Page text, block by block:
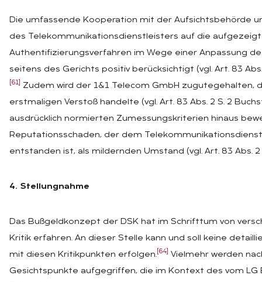
Die umfassende Kooperation mit der Aufsichtsbehörde
des Telekommunikationsdienstleisters auf die
Authentifizierungsverfahren im Wege einer Anpassung
seitens des Gerichts positiv berücksichtigt (vgl. Art. 83 Abs.
[61]
Zudem wird der 1&1 Telecom GmbH zugutegehalten,
erstmaligen Verstoß handelte (vgl. Art. 83 Abs. 2 S. 2
ausdrücklich normierten Zumessungskriterien hinaus
Reputationsschaden, der dem
entstanden ist, als mildernden Umstand (vgl. Art. 83 Abs. 2
4. Stellungnahme
Das Bußgeldkonzept der DSK hat im Schrifttum von
Kritik erfahren. An dieser Stelle kann und soll keine
mit diesen Kritikpunkten erfolgen. [64]
Vielmehr werden
Gesichtspunkte aufgegriffen, die im Kontext des vom LG